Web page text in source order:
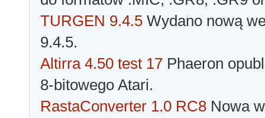
TURGEN 9.4.5 Wydano nową
9.4.5.
Altirra 4.50 test 17 Phaeron
8-bitowego Atari.
RastaConverter 1.0 RC8 Nowa